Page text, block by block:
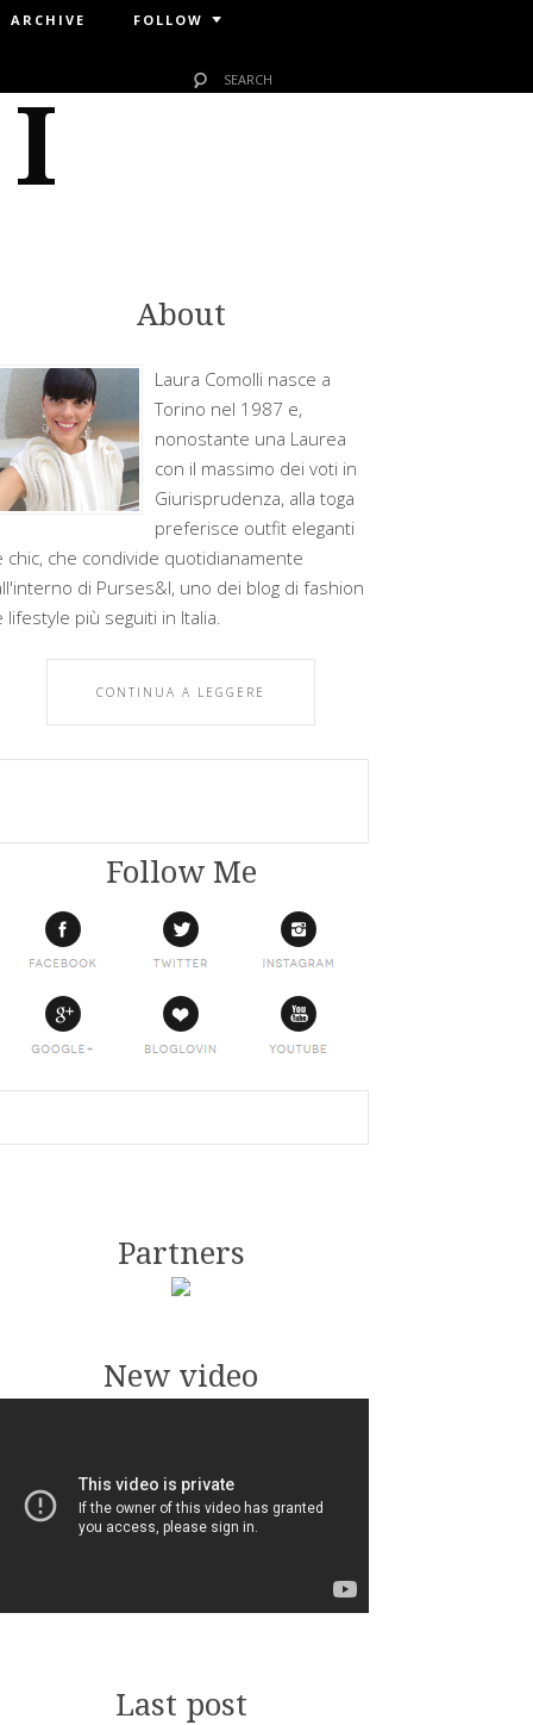
ARCHIVE FOLLOW
About
Laura Comolli nasce a
Torino nel 1987 e,
nonostante una Laurea
con il massimo dei voti in
Giurisprudenza, alla toga
preferisce outfit eleganti
chic, che condivide quotidianamente
di Purses&I, uno dei blog di fashion
lifestyle più seguiti in Italia.
CONTINUA A LEGGERE
Follow Me
Partners
New video
Last post